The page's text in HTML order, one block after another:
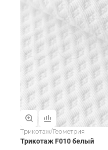
Трикотаж/Геометрия
Трикотаж F010 белый